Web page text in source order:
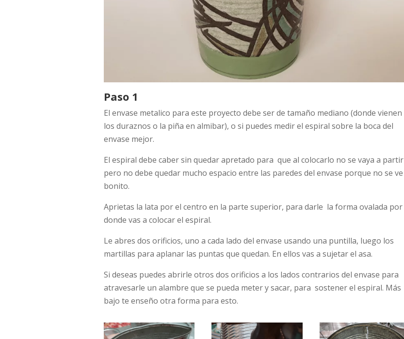
Paso 1
El envase metalico para este proyecto debe ser de tamaño mediano (donde vienen
los duraznos o la piña en almibar), o si puedes medir el espiral sobre la boca del
envase mejor.
El espiral debe caber sin quedar apretado para que al colocarlo no se vaya a partir
pero no debe quedar mucho espacio entre las paredes del envase porque no se ve
bonito.
Aprietas la lata por el centro en la parte superior, para darle la forma ovalada por
donde vas a colocar el espiral.
Le abres dos orificios, uno a cada lado del envase usando una puntilla, luego los
martillas para aplanar las puntas que quedan. En ellos vas a sujetar el asa.
Si deseas puedes abrirle otros dos orificios a los lados contrarios del envase para
atravesarle un alambre que se pueda meter y sacar, para sostener el espiral. Más
bajo te enseño otra forma para esto.